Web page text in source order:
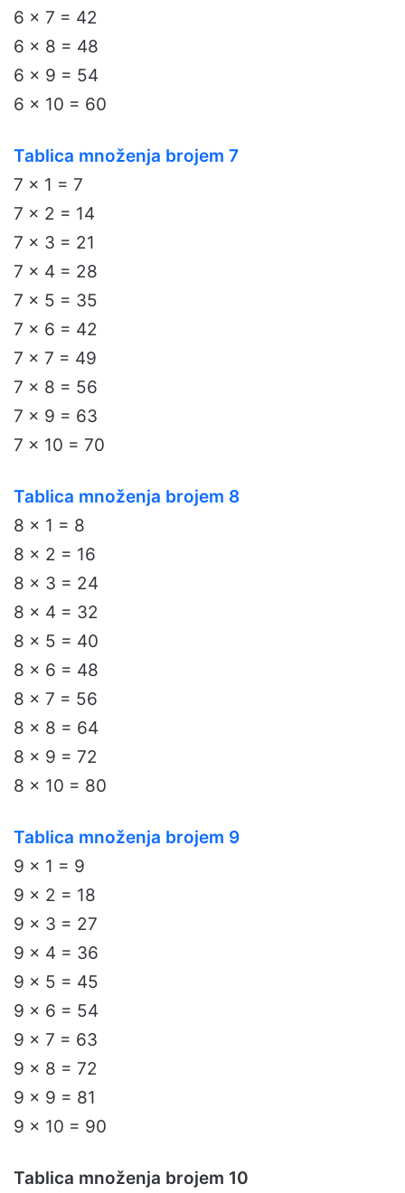
6 x 7 = 42
6 x 8 = 48
6 x 9 = 54
6 x 10 = 60
Tablica množenja brojem 7
7 x 1 = 7
7 x 2 = 14
7 x 3 = 21
7 x 4 = 28
7 x 5 = 35
7 x 6 = 42
7 x 7 = 49
7 x 8 = 56
7 x 9 = 63
7 x 10 = 70
Tablica množenja brojem 8
8 x 1 = 8
8 x 2 = 16
8 x 3 = 24
8 x 4 = 32
8 x 5 = 40
8 x 6 = 48
8 x 7 = 56
8 x 8 = 64
8 x 9 = 72
8 x 10 = 80
Tablica množenja brojem 9
9 x 1 = 9
9 x 2 = 18
9 x 3 = 27
9 x 4 = 36
9 x 5 = 45
9 x 6 = 54
9 x 7 = 63
9 x 8 = 72
9 x 9 = 81
9 x 10 = 90
Tablica množenja brojem 10